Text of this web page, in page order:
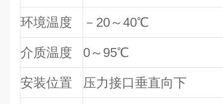
环境温度 －20～40℃
介质温度 0～95℃
安装位置 压力接口垂直向下